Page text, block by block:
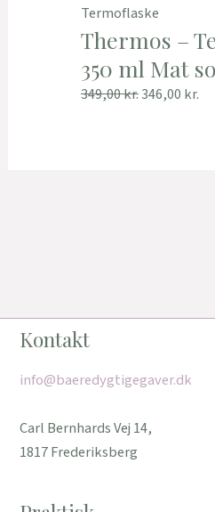
Termoflaske
Thermos –
350 ml Mat
349,00kr.346,00 kr.
Kontakt
info@baeredygtigegaver.dk
Carl Bernhards Vej 14,
1817 Frederiksberg